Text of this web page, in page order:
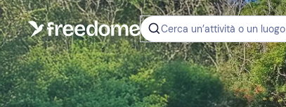
Cerca un’attività o un luogo